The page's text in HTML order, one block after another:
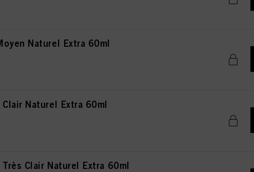
Naturel Extra 60ml
Clair Naturel Extra 60ml
Très Clair Naturel Extra 60ml